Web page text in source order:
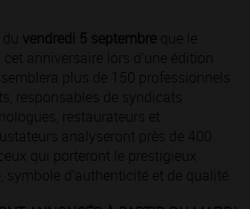
vendredi 5 septembre que le
anniversaire lors d’une édition
plus de 150 professionnels
responsables de syndicats
restaurateurs et
analyseront près de 400
qui porteront le prestigieux
symbole d’authenticité et de qualité.